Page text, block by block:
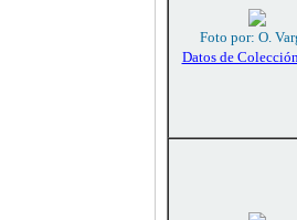
Foto por: O.
Datos de